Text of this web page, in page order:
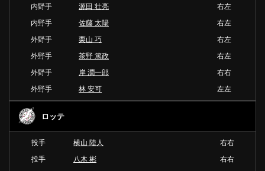
内野手
源田 壮亮
右左
内野手
佐藤 太陽
右左
外野手
栗山 巧
右左
外野手
茶野 篤政
右左
外野手
岸 潤一郎
右右
外野手
林 安可 左左
ロッテ
投手 横山 陸人
右右
投手
八木 彬
右右